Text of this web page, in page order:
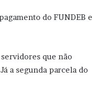
do FUNDEB e
que não
a segunda parcela do